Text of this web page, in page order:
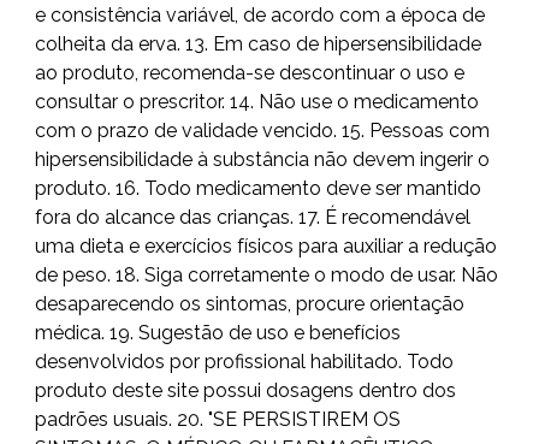
e consistência variável, de acordo com a época de
colheita da erva. 13. Em caso de hipersensibilidade
ao produto, recomenda-se descontinuar o uso e
consultar o prescritor. 14. Não use o medicamento
com o prazo de validade vencido. 15. Pessoas com
hipersensibilidade à substância não devem ingerir o
produto. 16. Todo medicamento deve ser mantido
fora do alcance das crianças. 17. É recomendável
uma dieta e exercícios físicos para auxiliar a redução
de peso. 18. Siga corretamente o modo de usar. Não
desaparecendo os sintomas, procure orientação
médica. 19. Sugestão de uso e benefícios
desenvolvidos por profissional habilitado. Todo
produto deste site possui dosagens dentro dos
padrões usuais. 20. "SE PERSISTIREM OS